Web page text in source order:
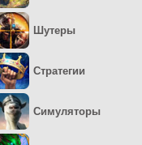
Шутеры
Стратегии
Симуляторы